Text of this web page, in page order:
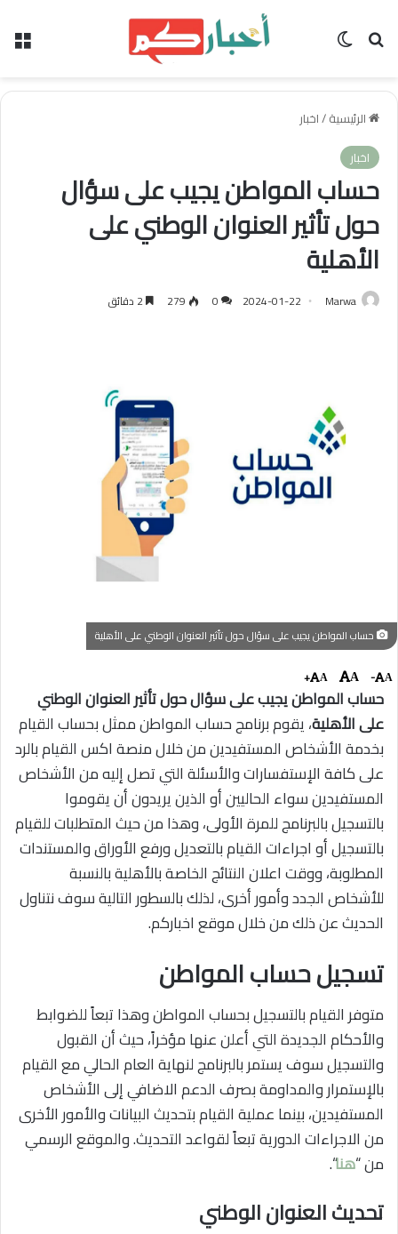
بحث عن الوضع المظلم
الرئيسية/اخبار
اخبار
حساب المواطن يجيب على سؤال
حول تأثير العنوان الوطني على
الأهلية
Marwa
2024-01-22
0
279
حساب المواطن يجيب على سؤال حول تأثير العنوان الوطني على الأهلية
A
-
A
A
+
حساب المواطن يجيب على سؤال حول تأثير العنوان الوطني
على الأهلية، يقوم برنامج حساب المواطن ممثل بحساب القيام
بخدمة الأشخاص المستفيدين من خلال منصة اكس القيام بالرد
على كافة الإستفسارات والأسئلة التي تصل إليه من الأشخاص
المستفيدين سواء الحاليين أو الذين يريدون أن يقوموا
بالتسجيل بالبرنامج للمرة الأولى، وهذا من حيث المتطلبات للقيام
بالتسجيل أو اجراءات القيام بالتعديل ورفع الأوراق والمستندات
المطلوبة، ووقت اعلان النتائج الخاصة بالأهلية بالنسبة
للأشخاص الجدد وأمور أخرى، لذلك بالسطور التالية سوف نتناول
الحديث عن ذلك من خلال موقع اخباركم.
تسجيل حساب المواطن
متوفر القيام بالتسجيل بحساب المواطن وهذا تبعاً للضوابط
والأحكام الجديدة التي أعلن عنها مؤخراً، حيث أن القبول
والتسجيل سوف يستمر بالبرنامج لنهاية العام الحالي مع القيام
بالإستمرار والمداومة بصرف الدعم الاضافي إلى الأشخاص
المستفيدين، بينما عملية القيام بتحديث البيانات والأمور الأخرى
من الاجراءات الدورية تبعاً لقواعد التحديث. والموقع الرسمي
من “هنا“.
تحديث العنوان الوطني